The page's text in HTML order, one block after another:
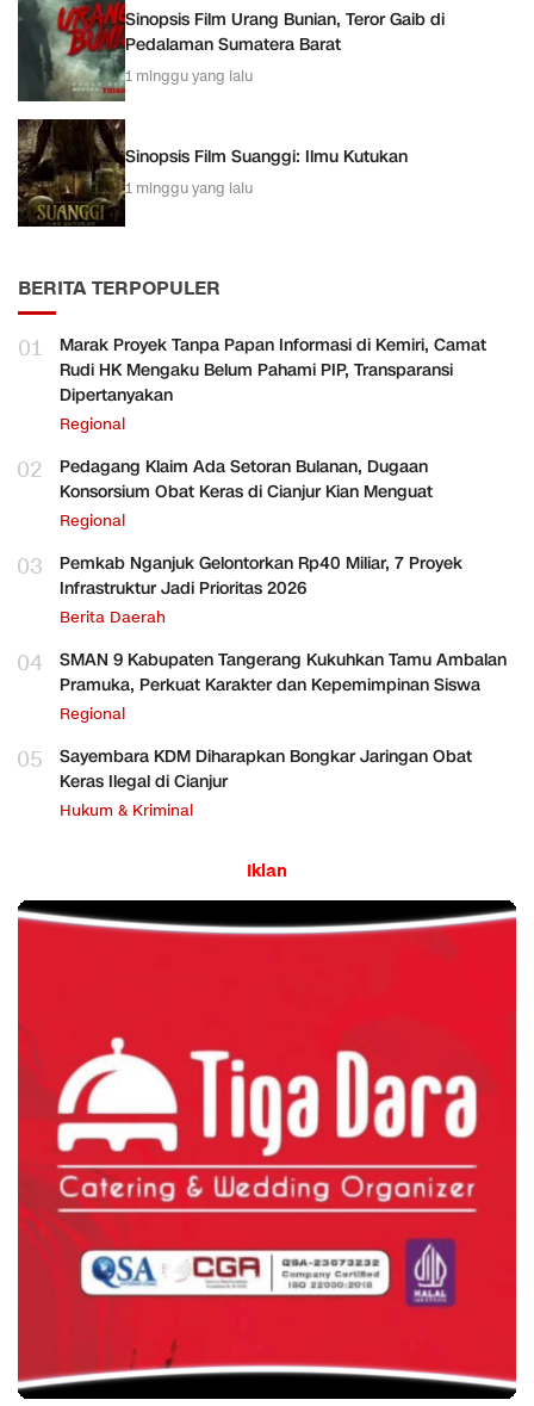
Sinopsis Film Urang Bunian, Teror Gaib di
Pedalaman Sumatera Barat
1 minggu yang lalu
Sinopsis Film Suanggi: Ilmu Kutukan
1 minggu yang lalu
BERITA TERPOPULER
01
Marak Proyek Tanpa Papan Informasi di Kemiri, Camat
Rudi HK Mengaku Belum Pahami PIP, Transparansi
Dipertanyakan
Regional
02
Pedagang Klaim Ada Setoran Bulanan, Dugaan
Konsorsium Obat Keras di Cianjur Kian Menguat
Regional
03
Pemkab Nganjuk Gelontorkan Rp40 Miliar, 7 Proyek
Infrastruktur Jadi Prioritas 2026
Berita Daerah
04
SMAN 9 Kabupaten Tangerang Kukuhkan Tamu Ambalan
Pramuka, Perkuat Karakter dan Kepemimpinan Siswa
Regional
05
Sayembara KDM Diharapkan Bongkar Jaringan Obat
Keras Ilegal di Cianjur
Hukum & Kriminal
Iklan